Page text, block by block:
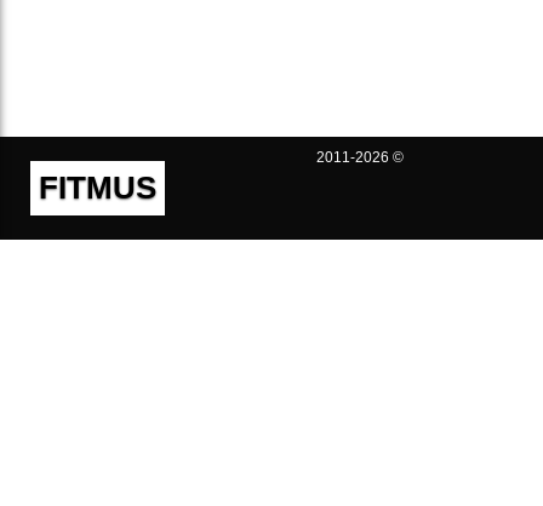
FITMUS
2011-2026 ©